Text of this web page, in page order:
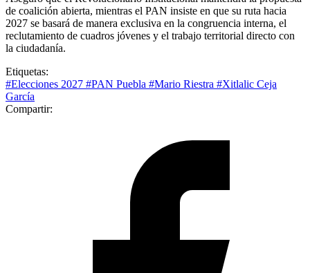
de coalición abierta, mientras el PAN insiste en que su ruta hacia
2027 se basará de manera exclusiva en la congruencia interna, el
reclutamiento de cuadros jóvenes y el trabajo territorial directo con
la ciudadanía.
Etiquetas:
#Elecciones 2027 #PAN Puebla #Mario Riestra #Xitlalic Ceja
García
Compartir: